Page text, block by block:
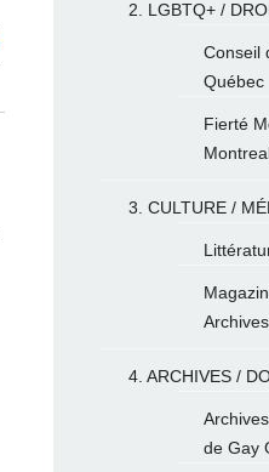
2. LGBTQ+ /
Conseil
Québec
Fierté
3. CULTURE /
Archives
4. ARCHIVES /
de Gay